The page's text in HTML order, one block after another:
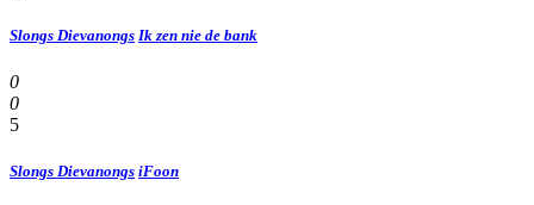
Slongs Dievanongs Ik zen nie de bank
0
0
5
Slongs Dievanongs iFoon